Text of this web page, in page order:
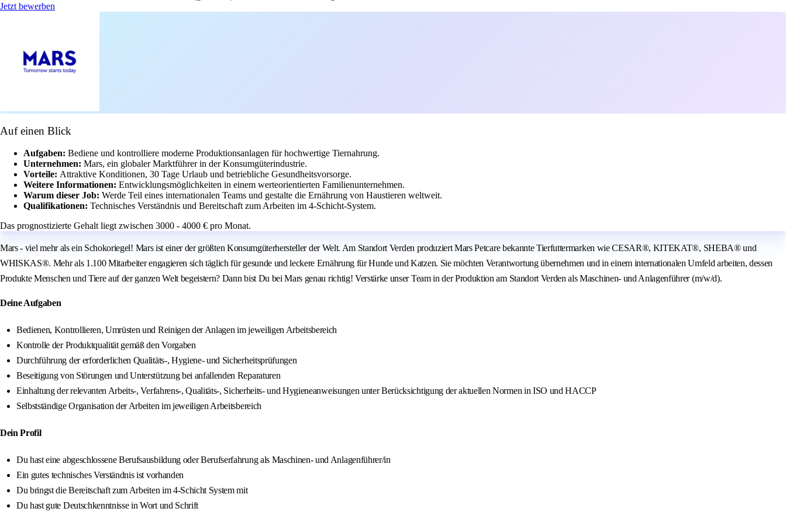
Jetzt bewerben
Auf einen Blick
Aufgaben: Bediene und kontrolliere moderne Produktionsanlagen für hochwertige Tiernahrung.
Unternehmen: Mars, ein globaler Marktführer in der Konsumgüterindustrie.
Vorteile: Attraktive Konditionen, 30 Tage Urlaub und betriebliche Gesundheitsvorsorge.
Weitere Informationen: Entwicklungsmöglichkeiten in einem werteorientierten Familienunternehmen.
Warum dieser Job: Werde Teil eines internationalen Teams und gestalte die Ernährung von Haustieren weltweit.
Qualifikationen: Technisches Verständnis und Bereitschaft zum Arbeiten im 4-Schicht-System.
Das prognostizierte Gehalt liegt zwischen 3000 - 4000 € pro Monat.
Mars - viel mehr als ein Schokoriegel! Mars ist einer der größten Konsumgüterhersteller der Welt. Am Standort Verden produziert Mars Petcare bekannte Tierfuttermarken wie CESAR®, KITEKAT®, SHEBA® und
WHISKAS®. Mehr als 1.100 Mitarbeiter engagieren sich täglich für gesunde und leckere Ernährung für Hunde und Katzen. Sie möchten Verantwortung übernehmen und in einem internationalen Umfeld arbeiten, dessen
Produkte Menschen und Tiere auf der ganzen Welt begeistern? Dann bist Du bei Mars genau richtig! Verstärke unser Team in der Produktion am Standort Verden als Maschinen- und Anlagenführer (m/w/d).
Deine Aufgaben
Bedienen, Kontrollieren, Umrüsten und Reinigen der Anlagen im jeweiligen Arbeitsbereich
Kontrolle der Produktqualität gemäß den Vorgaben
Durchführung der erforderlichen Qualitäts-, Hygiene- und Sicherheitsprüfungen
Beseitigung von Störungen und Unterstützung bei anfallenden Reparaturen
Einhaltung der relevanten Arbeits-, Verfahrens-, Qualitäts-, Sicherheits- und Hygieneanweisungen unter Berücksichtigung der aktuellen Normen in ISO und HACCP
Selbstständige Organisation der Arbeiten im jeweiligen Arbeitsbereich
Dein Profil
Du hast eine abgeschlossene Berufsausbildung oder Berufserfahrung als Maschinen- und Anlagenführer/in
Ein gutes technisches Verständnis ist vorhanden
Du bringst die Bereitschaft zum Arbeiten im 4-Schicht System mit
Du hast gute Deutschkenntnisse in Wort und Schrift